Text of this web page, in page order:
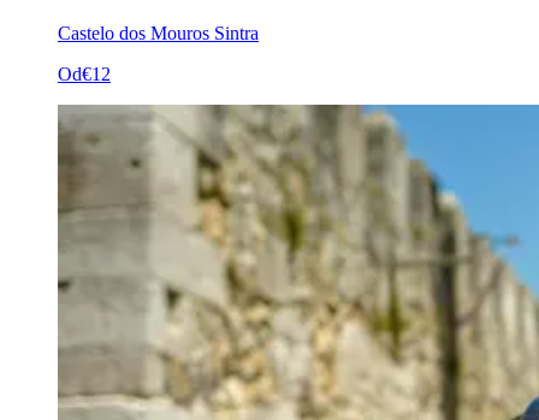
Castelo dos Mouros Sintra
Od€12